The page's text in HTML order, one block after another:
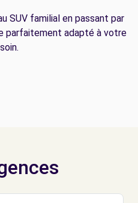
SUV familial en passant par
parfaitement adapté à votre